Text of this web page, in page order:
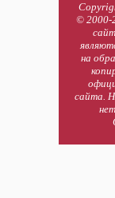
© 2000-
на
сайта.